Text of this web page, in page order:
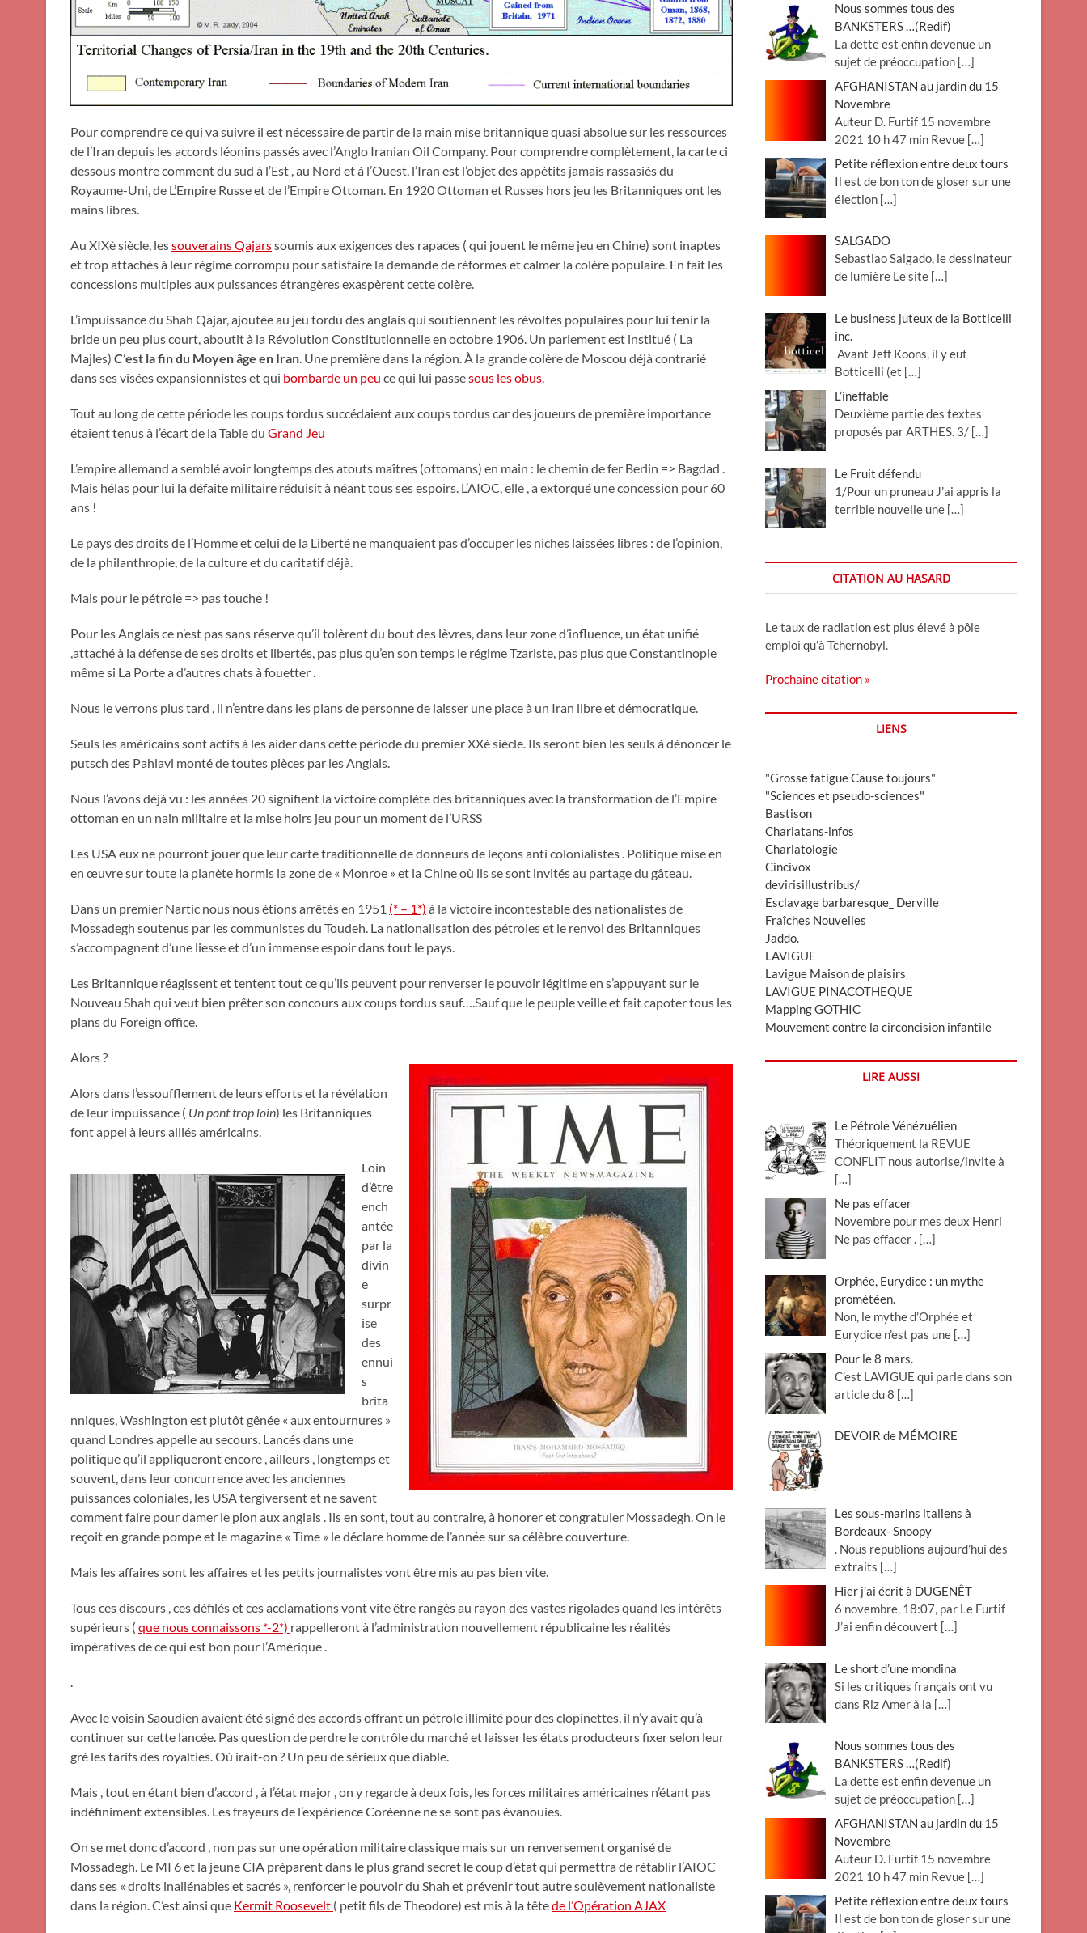
Pour comprendre ce qui va suivre il est nécessaire de partir de la main mise britannique quasi absolue sur les ressources
de l’Iran depuis les accords léonins passés avec l’Anglo Iranian Oil Company. Pour comprendre complètement, la carte ci
dessous montre comment du sud à l’Est , au Nord et à l’Ouest, l’Iran est l’objet des appétits jamais rassasiés du
Royaume-Uni, de L’Empire Russe et de l’Empire Ottoman. En 1920 Ottoman et Russes hors jeu les Britanniques ont les
mains libres.
Au XIXè siècle, lessouverains Qajarssoumis aux exigences des rapaces ( qui jouent le même jeu en Chine) sont inaptes
et trop attachés à leur régime corrompu pour satisfaire la demande de réformes et calmer la colère populaire. En fait les
concessions multiples aux puissances étrangères exaspèrent cette colère.
L’impuissance du Shah Qajar, ajoutée au jeu tordu des anglais qui soutiennent les révoltes populaires pour lui tenir la
bride un peu plus court, aboutit à la Révolution Constitutionnelle en octobre 1906. Un parlement est institué ( La
Majles) C’est la fin du Moyen âge en Iran. Une première dans la région. À la grande colère de Moscou déjà contrarié
dans ses visées expansionnistes et qui bombarde un peu ce qui lui passesous les obus.
Tout au long de cette période les coups tordus succédaient aux coups tordus car des joueurs de première importance
étaient tenus à l’écart de la Table du Grand Jeu
L’empire allemand a semblé avoir longtemps des atouts maîtres (ottomans) en main : le chemin de fer Berlin => Bagdad .
Mais hélas pour lui la défaite militaire réduisit à néant tous ses espoirs. L’AIOC, elle , a extorqué une concession pour 60
ans !
Le pays des droits de l’Homme et celui de la Liberté ne manquaient pas d’occuper les niches laissées libres : de l’opinion,
de la philanthropie, de la culture et du caritatif déjà.
Mais pour le pétrole => pas touche !
Pour les Anglais ce n’est pas sans réserve qu’il tolèrent du bout des lèvres, dans leur zone d’influence, un état unifié
,attaché à la défense de ses droits et libertés, pas plus qu’en son temps le régime Tzariste, pas plus que Constantinople
même si La Porte a d’autres chats à fouetter .
Nous le verrons plus tard , il n’entre dans les plans de personne de laisser une place à un Iran libre et démocratique.
Seuls les américains sont actifs à les aider dans cette période du premier XXè siècle. Ils seront bien les seuls à dénoncer le
putsch des Pahlavi monté de toutes pièces par les Anglais.
Nous l’avons déjà vu : les années 20 signifient la victoire complète des britanniques avec la transformation de l’Empire
ottoman en un nain militaire et la mise hoirs jeu pour un moment de l’URSS
Les USA eux ne pourront jouer que leur carte traditionnelle de donneurs de leçons anti colonialistes . Politique mise en
en œuvre sur toute la planète hormis la zone de « Monroe » et la Chine où ils se sont invités au partage du gâteau.
Dans un premier Nartic nous nous étions arrêtés en 1951 (* – 1*) à la victoire incontestable des nationalistes de
Mossadegh soutenus par les communistes du Toudeh. La nationalisation des pétroles et le renvoi des Britanniques
s’accompagnent d’une liesse et d’un immense espoir dans tout le pays.
Les Britannique réagissent et tentent tout ce qu’ils peuvent pour renverser le pouvoir légitime en s’appuyant sur le
Nouveau Shah qui veut bien prêter son concours aux coups tordus sauf….Sauf que le peuple veille et fait capoter tous les
plans du Foreign office.
Alors ?
Alors dans l’essoufflement de leurs efforts et la révélation
de leur impuissance ( Un pont trop loin) les Britanniques
font appel à leurs alliés américains.
Loin
d’être
ench
antée
par la
divin
e
surpr
ise
des
ennui
s
brita
nniques, Washington est plutôt gênée « aux entournures »
quand Londres appelle au secours. Lancés dans une
politique qu’il appliqueront encore , ailleurs , longtemps et
souvent, dans leur concurrence avec les anciennes
puissances coloniales, les USA tergiversent et ne savent
comment faire pour damer le pion aux anglais . Ils en sont, tout au contraire, à honorer et congratuler Mossadegh. On le
reçoit en grande pompe et le magazine « Time » le déclare homme de l’année sur sa célèbre couverture.
Mais les affaires sont les affaires et les petits journalistes vont être mis au pas bien vite.
Tous ces discours , ces défilés et ces acclamations vont vite être rangés au rayon des vastes rigolades quand les intérêts
supérieurs ( que nous connaissons *-2*) rappelleront à l’administration nouvellement républicaine les réalités
impératives de ce qui est bon pour l’Amérique .
.
Avec le voisin Saoudien avaient été signé des accords offrant un pétrole illimité pour des clopinettes, il n’y avait qu’à
continuer sur cette lancée. Pas question de perdre le contrôle du marché et laisser les états producteurs fixer selon leur
gré les tarifs des royalties. Où irait-on ? Un peu de sérieux que diable.
Mais , tout en étant bien d’accord , à l’état major , on y regarde à deux fois, les forces militaires américaines n’étant pas
indéfiniment extensibles. Les frayeurs de l’expérience Coréenne ne se sont pas évanouies.
On se met donc d’accord , non pas sur une opération militaire classique mais sur un renversement organisé de
Mossadegh. Le MI 6 et la jeune CIA préparent dans le plus grand secret le coup d’état qui permettra de rétablir l’AIOC
dans ses « droits inaliénables et sacrés », renforcer le pouvoir du Shah et prévenir tout autre soulèvement nationaliste
dans la région. C’est ainsi que Kermit Roosevelt ( petit fils de Theodore) est mis à la têtede l’Opération AJAX
Nous sommes tous des
BANKSTERS …(Redif)
La dette est enfin devenue un
sujet de préoccupation […]
AFGHANISTAN au jardin du 15
Novembre
Auteur D. Furtif 15 novembre
2021 10 h 47 min Revue […]
Petite réflexion entre deux tours
Il est de bon ton de gloser sur une
élection […]
SALGADO
Sebastiao Salgado, le dessinateur
de lumière Le site […]
Le business juteux de la Botticelli
inc.
Avant Jeff Koons, il y eut
Botticelli (et […]
L’ineffable
Deuxième partie des textes
proposés par ARTHES. 3/ […]
Le Fruit défendu
1/Pour un pruneau J’ai appris la
terrible nouvelle une […]
CITATION AU HASARD
Le taux de radiation est plus élevé à pôle
emploi qu’à Tchernobyl.
Prochaine citation »
LIENS
"Grosse fatigue Cause toujours"
"Sciences et pseudo-sciences"
Bastison
Charlatans-infos
Charlatologie
Cincivox
devirisillustribus/
Esclavage barbaresque_ Derville
Fraîches Nouvelles
Jaddo.
LAVIGUE
Lavigue Maison de plaisirs
LAVIGUE PINACOTHEQUE
Mapping GOTHIC
Mouvement contre la circoncision infantile
LIRE AUSSI
Le Pétrole Vénézuélien
Théoriquement la REVUE
CONFLIT nous autorise/invite à
[…]
Ne pas effacer
Novembre pour mes deux Henri
Ne pas effacer . […]
Orphée, Eurydice : un mythe
prométéen.
Non, le mythe d’Orphée et
Eurydice n’est pas une […]
Pour le 8 mars.
C’est LAVIGUE qui parle dans son
article du 8 […]
DEVOIR de MÉMOIRE
Les sous-marins italiens à
Bordeaux- Snoopy
. Nous republions aujourd’hui des
extraits […]
Hier j’ai écrit à DUGENÊT
6 novembre, 18:07, par Le Furtif
J’ai enfin découvert […]
Le short d’une mondina
Si les critiques français ont vu
dans Riz Amer à la […]
Nous sommes tous des
BANKSTERS …(Redif)
La dette est enfin devenue un
sujet de préoccupation […]
AFGHANISTAN au jardin du 15
Novembre
Auteur D. Furtif 15 novembre
2021 10 h 47 min Revue […]
Petite réflexion entre deux tours
Il est de bon ton de gloser sur une